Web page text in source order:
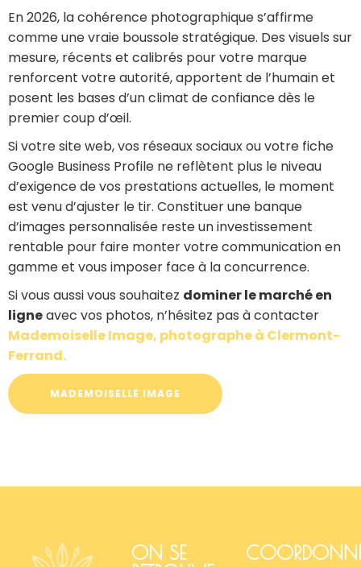
En 2026, la cohérence photographique s’affirme
comme une vraie boussole stratégique. Des visuels sur
mesure, récents et calibrés pour votre marque
renforcent votre autorité, apportent de l’humain et
posent les bases d’un climat de confiance dès le
premier coup d’œil.
Si votre site web, vos réseaux sociaux ou votre fiche
Google Business Profile ne reflètent plus le niveau
d’exigence de vos prestations actuelles, le moment
est venu d’ajuster le tir. Constituer une banque
d’images personnalisée reste un investissement
rentable pour faire monter votre communication en
gamme et vous imposer face à la concurrence.
Si vous aussi vous souhaitez dominer le marché en
ligneavec vos photos, n’hésitez pas à contacter
Mademoiselle Image, photographe à Clermont-
Ferrand.
MADEMOISELLE IMAGE
ON SE